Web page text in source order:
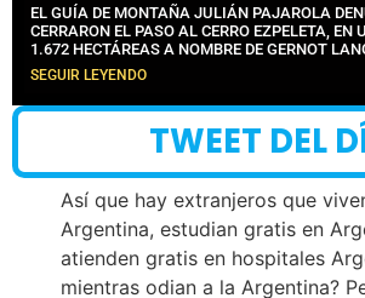
EL GUÍA DE MONTAÑA JULIÁN PAJAROLA
CERRARON EL PASO AL CERRO EZPELETA, EN
1.672 HECTÁREAS A NOMBRE DE GERNOT
SEGUIR LEYENDO
TWEET DEL
Así que hay extranjeros que
Argentina, estudian gratis en
atienden gratis en hospitales
mientras odian a la Argentina?